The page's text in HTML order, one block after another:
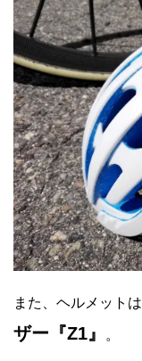
また、ヘルメットは
ザー『Z1』
。